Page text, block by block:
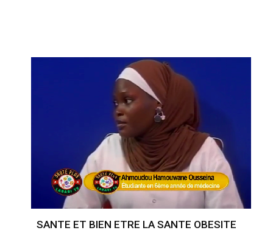
SANTE ET BIEN ETRE LA SANTE OBESITE